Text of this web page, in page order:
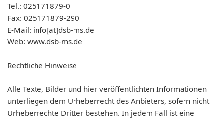
Tel.: 025171879-0
Fax: 025171879-290
E-Mail: info[at]dsb-ms.de
Web: www.dsb-ms.de
Rechtliche Hinweise
Alle Texte, Bilder und hier veröffentlichten Informationen
unterliegen dem Urheberrecht des Anbieters, sofern nicht
Urheberrechte Dritter bestehen. In jedem Fall ist eine